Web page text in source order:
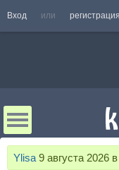
Вход или регистрация
Ylisa 9 августа 2026